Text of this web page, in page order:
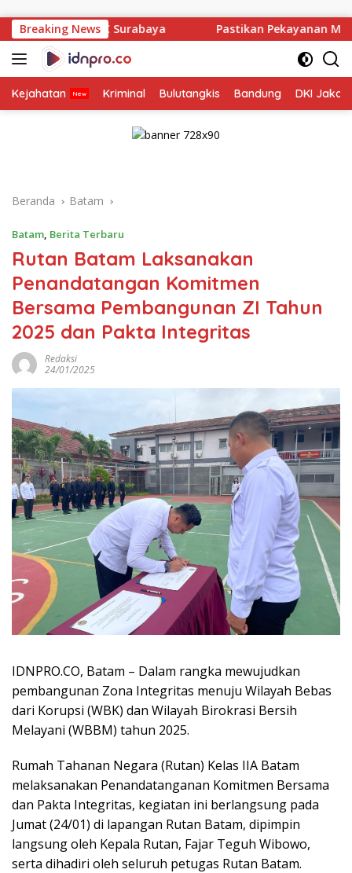
ke
konten
Breaking News
Surabaya Pastikan Pekayanan Maksimal, Direksi
Kejahatan Kriminal Bulutangkis Bandung DKI
Beranda Batam
Batam, Berita Terbaru
Rutan Batam Laksanakan
Penandatangan Komitmen
Bersama Pembangunan ZI Tahun
2025 dan Pakta Integritas
Redaksi
24/01/2025
IDNPRO.CO, Batam – Dalam rangka mewujudkan
pembangunan Zona Integritas menuju Wilayah Bebas
dari Korupsi (WBK) dan Wilayah Birokrasi Bersih
Melayani (WBBM) tahun 2025.
Rumah Tahanan Negara (Rutan) Kelas IIA Batam
melaksanakan Penandatanganan Komitmen Bersama
dan Pakta Integritas, kegiatan ini berlangsung pada
Jumat (24/01) di lapangan Rutan Batam, dipimpin
langsung oleh Kepala Rutan, Fajar Teguh Wibowo,
serta dihadiri oleh seluruh petugas Rutan Batam.